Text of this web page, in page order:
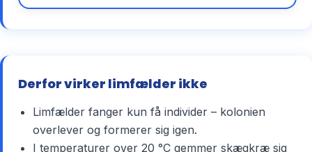
Derfor virker limfælder ikke
Limfælder fanger kun få individer – kolonien
overlever og formerer sig igen.
I temperaturer over 20 °C gemmer skægkræ sig